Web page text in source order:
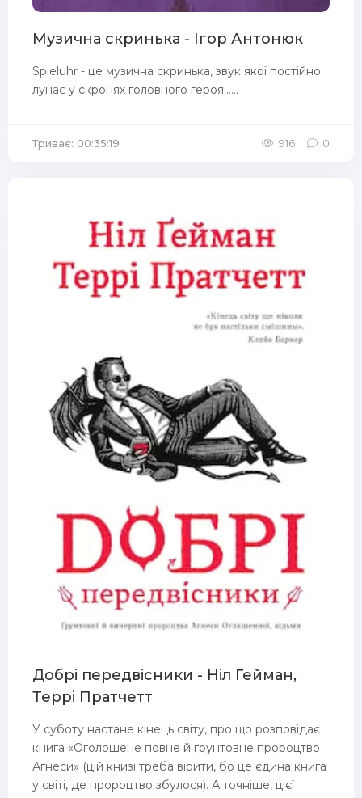
Музична скринька - Ігор Антонюк
Spieluhr - це музична скринька, звук якої постійно
лунає у скронях головного героя......
Триває: 00:35:19 916 0
Добрі передвісники - Ніл Гейман,
Террі Пратчетт
У суботу настане кінець світу, про що розповідає
книга «Оголошене повне й ґрунтовне пророцтво
Агнеси» (цій книзі треба вірити, бо це єдина книга
у світі, де пророцтво збулося). А точніше, цієї